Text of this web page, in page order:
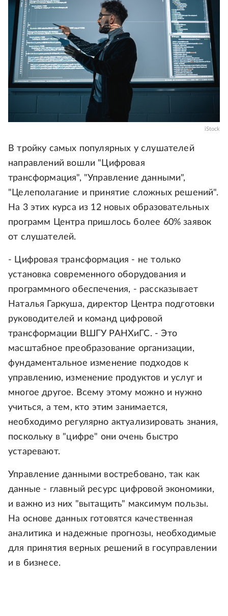
iStock
В тройку самых популярных у слушателей
направлений вошли "Цифровая
трансформация", "Управление данными",
"Целеполагание и принятие сложных решений".
На 3 этих курса из 12 новых образовательных
программ Центра пришлось более 60% заявок
от слушателей.
- Цифровая трансформация - не только
установка современного оборудования и
программного обеспечения, - рассказывает
Наталья Гаркуша, директор Центра подготовки
руководителей и команд цифровой
трансформации ВШГУ РАНХиГС. - Это
масштабное преобразование организации,
фундаментальное изменение подходов к
управлению, изменение продуктов и услуг и
многое другое. Всему этому можно и нужно
учиться, а тем, кто этим занимается,
необходимо регулярно актуализировать знания,
поскольку в "цифре" они очень быстро
устаревают.
Управление данными востребовано, так как
данные - главный ресурс цифровой экономики,
и важно из них "вытащить" максимум пользы.
На основе данных готовятся качественная
аналитика и надежные прогнозы, необходимые
для принятия верных решений в госуправлении
и в бизнесе.